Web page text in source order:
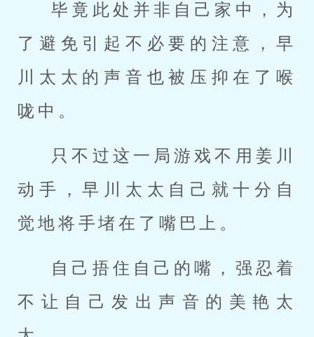
毕竟此处并非自己家中，为
了避免引起不必要的注意，早
川太太的声音也被压抑在了喉
咙中。
只不过这一局游戏不用姜川
动手，早川太太自己就十分自
觉地将手堵在了嘴巴上。
自己捂住自己的嘴，强忍着
不让自己发出声音的美艳太